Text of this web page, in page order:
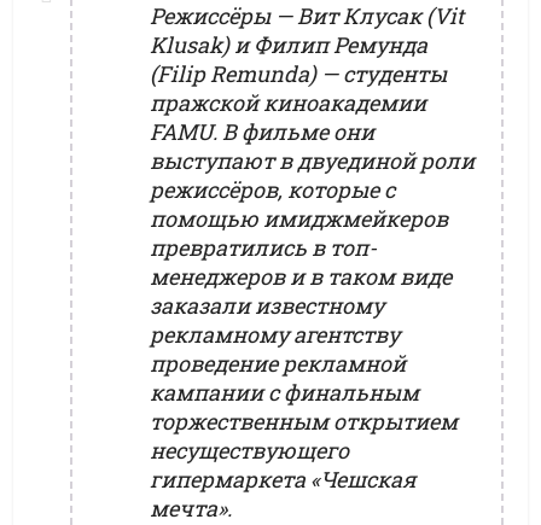
Режиссёры — Вит Клусак (Vit
Klusak) и Филип Ремунда
(Filip Remunda) — студенты
пражской киноакадемии
FAMU. В фильме они
выступают в двуединой роли
режиссёров, которые с
помощью имиджмейкеров
превратились в топ-
менеджеров и в таком виде
заказали известному
рекламному агентству
проведение рекламной
кампании с финальным
торжественным открытием
несуществующего
гипермаркета «Чешская
мечта».